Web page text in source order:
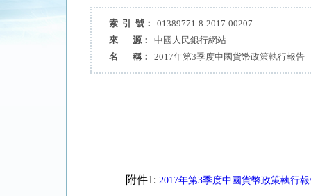
索 引 號：
01389771-8-2017-00207
來 源：
中國人民銀行網站
名 稱：
2017年第3季度中國貨幣政策執行報告
附件1: 2017年第3季度中國貨幣政策執行